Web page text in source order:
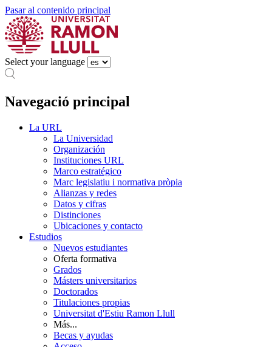
Pasar al contenido principal
Select your language
Navegació principal
La URL
La Universidad
Organización
Instituciones URL
Marco estratégico
Marc legislatiu i normativa pròpia
Alianzas y redes
Datos y cifras
Distinciones
Ubicaciones y contacto
Estudios
Nuevos estudiantes
Oferta formativa
Grados
Másters universitarios
Doctorados
Titulaciones propias
Universitat d'Estiu Ramon Llull
Más...
Becas y ayudas